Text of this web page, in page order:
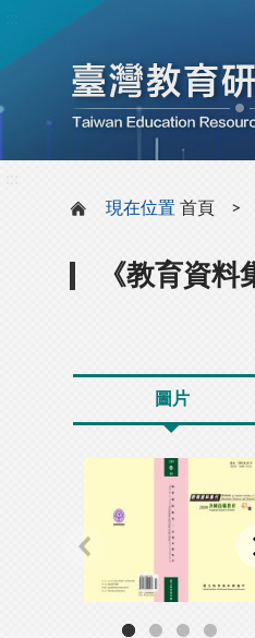
現在位置 首頁
《教育資
圖片